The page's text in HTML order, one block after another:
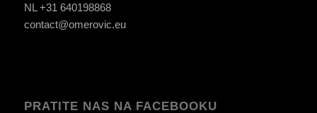
NL +31 640198868
contact@omerovic.eu
PRATITE NAS NA FACEBOOKU